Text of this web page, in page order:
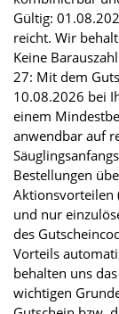
Gültig:
reicht. Wir
Keine
27: Mit dem
10.08.2026 bei
einem
anwendbar auf
Bestellungen
Aktionsvorteilen
und nur
des
Vorteils
behalten uns
wichtigen